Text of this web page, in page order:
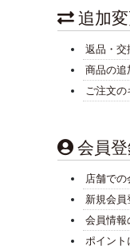
追加
返品・交
商品の追
ご注文
会員
店舗で
新規会員
会員情報
ポイント